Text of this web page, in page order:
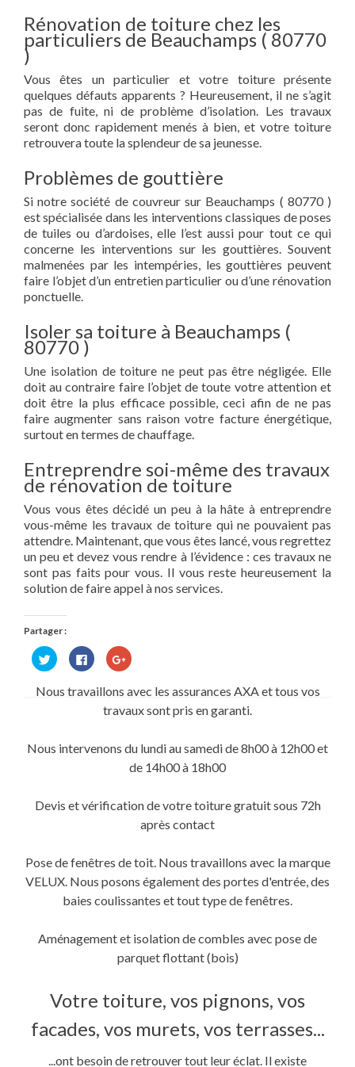
Rénovation de toiture chez les
particuliers de Beauchamps ( 80770
)
Vous êtes un particulier et votre toiture présente
quelques défauts apparents ? Heureusement, il ne s’agit
pas de fuite, ni de problème d’isolation. Les travaux
seront donc rapidement menés à bien, et votre toiture
retrouvera toute la splendeur de sa jeunesse.
Problèmes de gouttière
Si notre société de couvreur sur Beauchamps ( 80770 )
est spécialisée dans les interventions classiques de poses
de tuiles ou d’ardoises, elle l’est aussi pour tout ce qui
concerne les interventions sur les gouttières. Souvent
malmenées par les intempéries, les gouttières peuvent
faire l’objet d’un entretien particulier ou d’une rénovation
ponctuelle.
Isoler sa toiture à Beauchamps (
80770 )
Une isolation de toiture ne peut pas être négligée. Elle
doit au contraire faire l’objet de toute votre attention et
doit être la plus efficace possible, ceci afin de ne pas
faire augmenter sans raison votre facture énergétique,
surtout en termes de chauffage.
Entreprendre soi-même des travaux
de rénovation de toiture
Vous vous êtes décidé un peu à la hâte à entreprendre
vous-même les travaux de toiture qui ne pouvaient pas
attendre. Maintenant, que vous êtes lancé, vous regrettez
un peu et devez vous rendre à l’évidence : ces travaux ne
sont pas faits pour vous. Il vous reste heureusement la
solution de faire appel à nos services.
Partager :
Cliquez
pour
partager
Twitter(ouvre
Cliquez
pour
partager
sur
Facebook(ouvre
dans
une
Cliquez
pour
Google+
dans
fenêtre)
Nous travaillons avec les assurances AXA et tous vos
travaux sont pris en garanti.
Nous intervenons du lundi au samedi de 8h00 à 12h00 et
de 14h00 à 18h00
Devis et vérification de votre toiture gratuit sous 72h
après contact
Pose de fenêtres de toit. Nous travaillons avec la marque
VELUX. Nous posons également des portes d'entrée, des
baies coulissantes et tout type de fenêtres.
Aménagement et isolation de combles avec pose de
parquet flottant (bois)
Votre toiture, vos pignons, vos
facades, vos murets, vos terrasses...
...ont besoin de retrouver tout leur éclat. Il existe